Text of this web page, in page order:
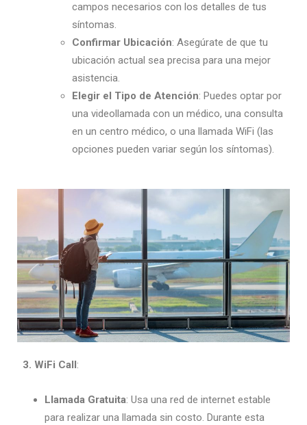
campos necesarios con los detalles de tus
síntomas.
Confirmar Ubicación: Asegúrate de que tu
ubicación actual sea precisa para una mejor
asistencia.
Elegir el Tipo de Atención: Puedes optar por
una videollamada con un médico, una consulta
en un centro médico, o una llamada WiFi (las
opciones pueden variar según los síntomas).
3. WiFi Call:
Llamada Gratuita: Usa una red de internet estable
para realizar una llamada sin costo. Durante esta